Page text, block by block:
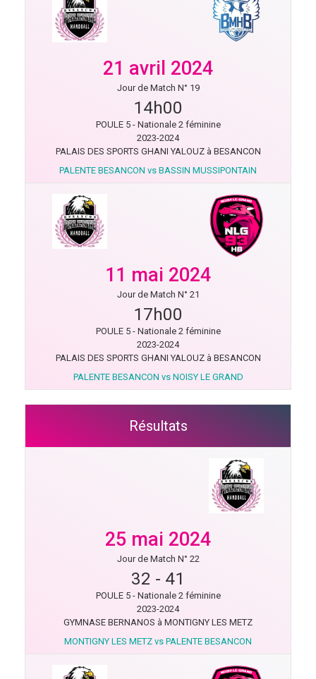
21 avril 2024
Jour de Match N° 19
14h00
POULE 5 - Nationale 2 féminine
2023-2024
PALAIS DES SPORTS GHANI YALOUZ à BESANCON
PALENTE BESANCON vs BASSIN MUSSIPONTAIN
11 mai 2024
Jour de Match N° 21
17h00
POULE 5 - Nationale 2 féminine
2023-2024
PALAIS DES SPORTS GHANI YALOUZ à BESANCON
PALENTE BESANCON vs NOISY LE GRAND
Résultats
25 mai 2024
Jour de Match N° 22
32 - 41
POULE 5 - Nationale 2 féminine
2023-2024
GYMNASE BERNANOS à MONTIGNY LES METZ
MONTIGNY LES METZ vs PALENTE BESANCON